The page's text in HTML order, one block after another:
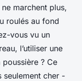
marchent plus,
roulés au fond
vous vu un
l’utiliser une
? Ce
seulement cher -